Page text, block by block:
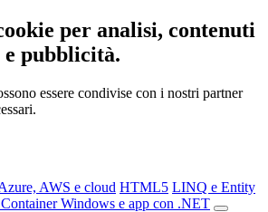
per analisi, contenuti
pubblicità.
essere condivise con i nostri partner
AWS e cloud HTML5 LINQ e Entity
Windows e app con .NET